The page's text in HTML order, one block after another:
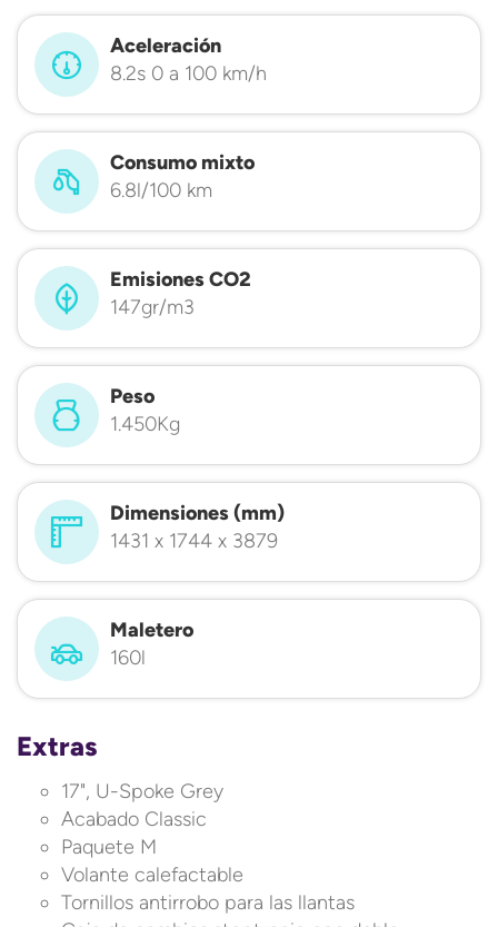
Aceleración
8.2s 0 a 100 km/h
Consumo mixto
6.8l/100 km
Emisiones CO2
147gr/m3
Peso
1.450Kg
Dimensiones (mm)
1431 x 1744 x 3879
Maletero
160l
Extras
17", U-Spoke Grey
Acabado Classic
Paquete M
Volante calefactable
Tornillos antirrobo para las llantas